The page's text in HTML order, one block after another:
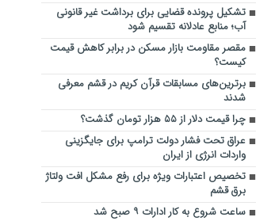
تشکیل پرونده قضایی برای برداشت غیر قانونی
آب؛ منابع عادلانه تقسیم شود
مقصر مقاومت بازار مسکن در برابر کاهش قیمت
کیست؟
برترین‌های مسابقات قرآن کریم در قشم معرفی
شدند
چرا قیمت دلار از ۵۵ هزار تومان گذشت؟
عراق تحت فشار دولت ترامپ برای جایگزینی
واردات انرژی از ایران
تخصیص اعتبارات ویژه برای رفع مشکل افت ولتاژ
برق قشم
ساعت شروع به کار ادارات ۹ صبح شد